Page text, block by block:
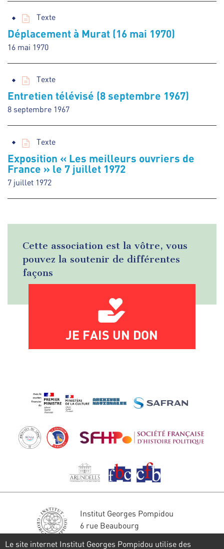
Texte
Déplacement à Murat (16 mai 1970)
16 mai 1970
Texte
Entretien télévisé (8 septembre 1967)
8 septembre 1967
Texte
Exposition « Les meilleurs ouvriers de
France » le 7 juillet 1972
7 juillet 1972
Cette association est la vôtre, vous
pouvez la soutenir de différentes
façons
JE FAIS UN DON
Institut Georges Pompidou
6 rue Beaubourg
Le site internet Institut Georges Pompidou utilise des